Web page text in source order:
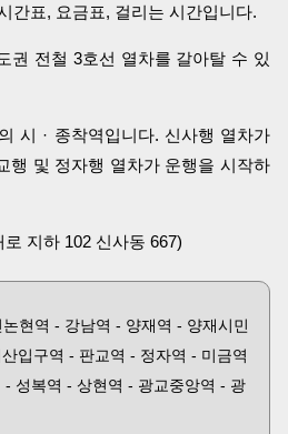
간표, 요금표, 걸리는 시간입니다.
권 전철 3호선 열차를 갈아탈 수 있
시 · 종착역입니다. 신사행 열차가
행 및 정자행 열차가 운행을 시작하
지하 102 신사동 667)
현역 - 강남역 - 양재역 - 양재시민
입구역 - 판교역 - 정자역 - 미금역
성복역 - 상현역 - 광교중앙역 - 광